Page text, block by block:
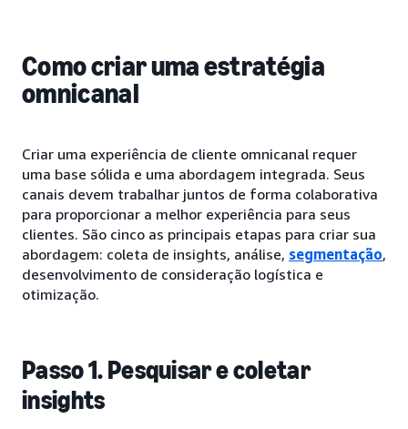
Como criar uma estratégia
omnicanal
Criar uma experiência de cliente omnicanal requer
uma base sólida e uma abordagem integrada. Seus
canais devem trabalhar juntos de forma colaborativa
para proporcionar a melhor experiência para seus
clientes. São cinco as principais etapas para criar sua
abordagem: coleta de insights, análise, segmentação,
desenvolvimento de consideração logística e
otimização.
Passo 1. Pesquisar e coletar
insights